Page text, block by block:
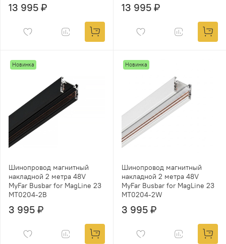
13 995 ₽ 13 995 ₽
Новинка
Шинопровод магнитный
накладной 2 метра 48V
MyFar Busbar for MagLine 23
MT0204-2B
3 995 ₽
Новинка
Шинопровод магнитный
накладной 2 метра 48V
MyFar Busbar for MagLine 23
MT0204-2W
3 995 ₽